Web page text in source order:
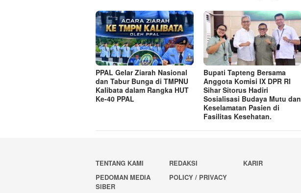
PPAL Gelar Ziarah Nasional
dan Tabur Bunga di TMPNU
Kalibata dalam Rangka HUT
Ke-40 PPAL
Bupati Tapteng Bersama
Anggota Komisi IX DPR RI
Sihar Sitorus Hadiri
Sosialisasi Budaya Mutu dan
Keselamatan Pasien di
Fasilitas Kesehatan.
TENTANG KAMI REDAKSI
KARIR
PEDOMAN MEDIA
SIBER
POLICY / PRIVACY